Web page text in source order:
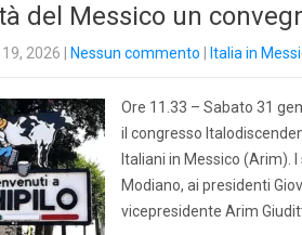
del Messico un
2026 Nessun commento Italia in
Ore 11.33 – Sabato 31
il congresso
Italiani in Messico (Arim).
Modiano, ai presidenti
vicepresidente Arim